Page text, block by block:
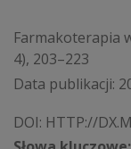
Farmakoterapia
4), 203–223
Data publikacji:
DOI: HTTP://